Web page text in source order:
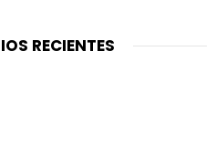
RECIENTES